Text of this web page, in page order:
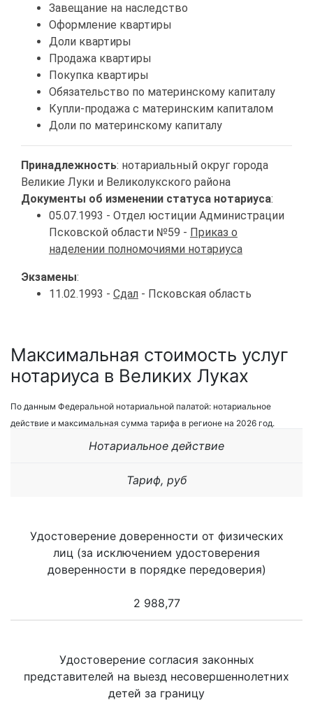
Завещание на наследство
Оформление квартиры
Доли квартиры
Продажа квартиры
Покупка квартиры
Обязательство по материнскому капиталу
Купли-продажа с материнским капиталом
Доли по материнскому капиталу
Принадлежность: нотариальный округ города
Великие Луки и Великолукского района
Документы об изменении статуса нотариуса:
05.07.1993 - Отдел юстиции Администрации
Псковской области №59 - Приказ о
наделении полномочиями нотариуса
Экзамены:
11.02.1993 - Сдал - Псковская область
Максимальная стоимость услуг
нотариуса в Великих Луках
По данным Федеральной нотариальной палатой: нотариальное
действие и максимальная сумма тарифа в регионе на 2026 год.
Нотариальное действие
Тариф, руб
Удостоверение доверенности от физических
лиц (за исключением удостоверения
доверенности в порядке передоверия)
2 988,77
Удостоверение согласия законных
представителей на выезд несовершеннолетних
детей за границу